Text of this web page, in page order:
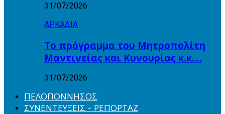
31/07/2026
ΑΡΚΑΔΙΑ
Το πρόγραμμα του Μητροπολίτη
Μαντινείας και Κυνουρίας κ.κ….
31/07/2026
ΠΕΛΟΠΟΝΝΗΣΟΣ
ΣΥΝΕΝΤΕΥΞΕΙΣ – ΡΕΠΟΡΤΑΖ